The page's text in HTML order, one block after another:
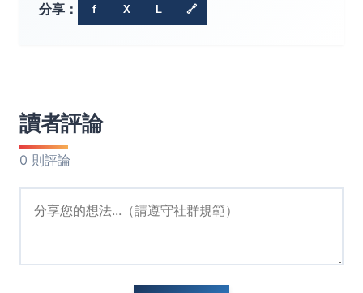
分享： f X L 🔗
讀者評論
0 則評論